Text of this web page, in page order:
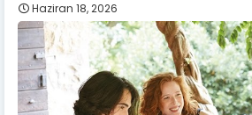
Haziran 18, 2026